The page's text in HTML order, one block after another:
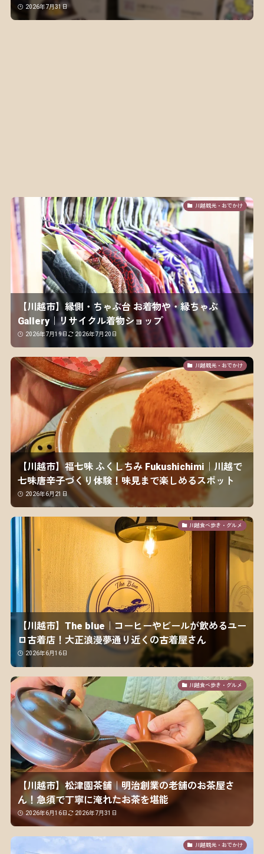
2026年7月31日
川越観光・おでかけ
【川越市】縁側・ちゃぶ台 お着物や・縁ちゃぶ
Gallery｜リサイクル着物ショップ
2026年7月19日 2026年7月20日
川越観光・おでかけ
【川越市】福七味 ふくしちみ Fukushichimi｜川越で
七味唐辛子づくり体験！味見まで楽しめるスポット
2026年6月21日
川越食べ歩き・グルメ
【川越市】The blue｜コーヒーやビールが飲めるユー
ロ古着店！大正浪漫夢通り近くの古着屋さん
2026年6月16日
川越食べ歩き・グルメ
【川越市】松津園茶舗｜明治創業の老舗のお茶屋さ
ん！急須で丁寧に淹れたお茶を堪能
2026年6月16日 2026年7月31日
川越観光・おでかけ